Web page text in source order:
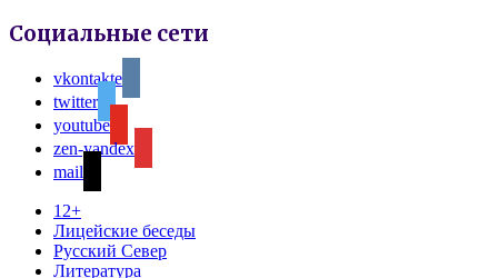
Социальные сети
vkontakte
twitter
youtube
zen-yandex
mail
12+
Лицейские беседы
Русский Север
Литература